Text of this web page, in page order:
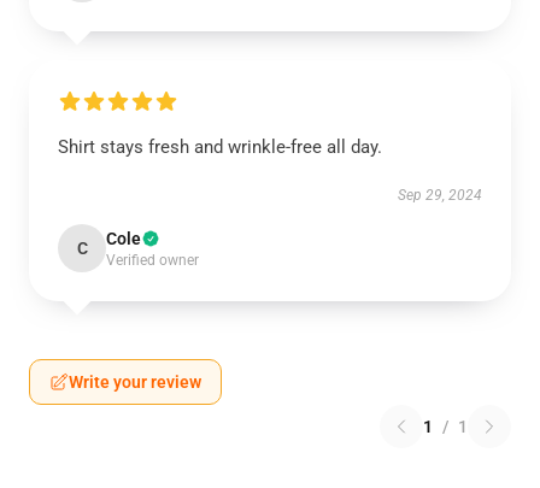
Shirt stays fresh and wrinkle-free all day.
Sep 29, 2024
C Cole
Verified owner
Write your review
1 / 1